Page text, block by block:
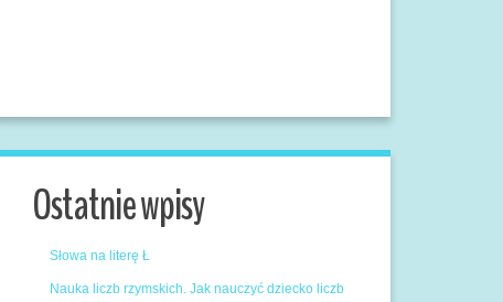
Ostatnie wpisy
Słowa na literę Ł
Nauka liczb rzymskich. Jak nauczyć dziecko liczb